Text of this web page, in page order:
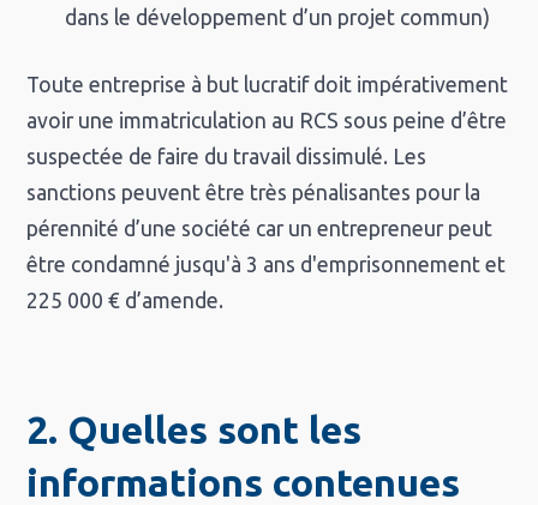
dans le développement d’un projet commun)
Toute entreprise à but lucratif doit impérativement
avoir une immatriculation au RCS sous peine d’être
suspectée de faire du travail dissimulé. Les
sanctions peuvent être très pénalisantes pour la
pérennité d’une société car un entrepreneur peut
être condamné jusqu'à 3 ans d'emprisonnement et
225 000 € d’amende.
2. Quelles sont les
informations contenues